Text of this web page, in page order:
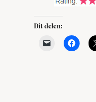
Dit delen: